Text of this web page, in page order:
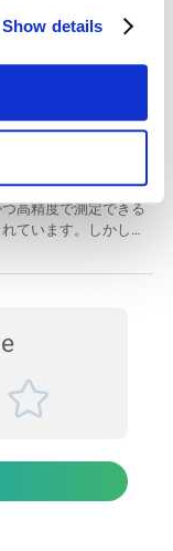
Show details
なり、製品の粒度均
つとして、品質管理
ダー）がコーヒーに
、目に見えない「粒
粒子が安定して分散
光でとらえて、ゼータ
は、
位がどう変わるのか
折と動的画像
高精度で測定できる
ています。しかし、
ザー回折法と動的画
り、粒子径および粒
ます。例えば、粗さ
ザー回折単独では